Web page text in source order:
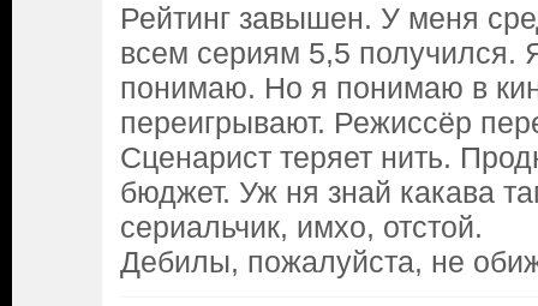
Рейтинг завышен. У меня
всем сериям 5,5 получился.
понимаю. Но я понимаю в
переигрывают. Режиссёр
Сценарист теряет нить.
бюджет. Уж ня знай какава
сериальчик, имхо, отстой.
Дебилы, пожалуйста, не